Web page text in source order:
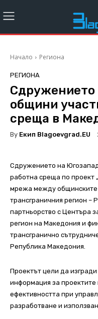
Начало Региона
РЕГИОНА
Сдружението
общини
среща в
By Екип Blagoevgrad.EU
Сдружението на
работна среща по проект
мрежа между общинските
трансграничния регион –
партньорство с Центъра
регион на Македония и
трансгранично
Република Македония.
Проектът цели да
информация за
ефективността при
разработване и